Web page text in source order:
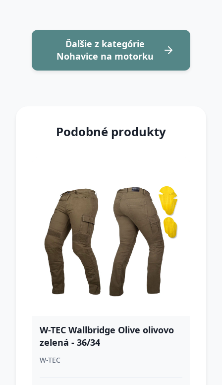
Ďalšie z kategórie
Nohavice na motorku
Podobné produkty
W-TEC Wallbridge Olive olivovo
zelená - 36/34
W-TEC